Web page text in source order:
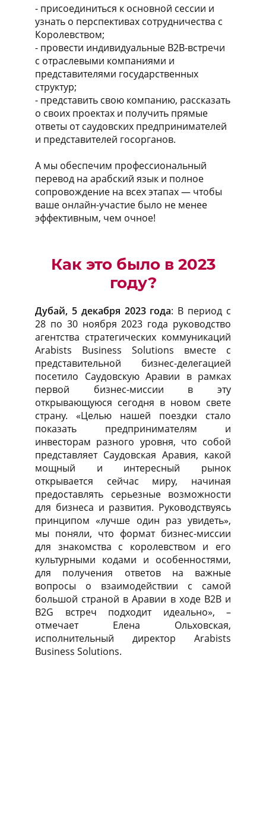
- присоединиться к основной сессии и
узнать о перспективах сотрудничества с
Королевством;
- провести индивидуальные B2B-встречи
с отраслевыми компаниями и
представителями государственных
структур;
- представить свою компанию, рассказать
о своих проектах и получить прямые
ответы от саудовских предпринимателей
и представителей госорганов.
А мы обеспечим профессиональный
перевод на арабский язык и полное
сопровождение на всех этапах — чтобы
ваше онлайн-участие было не менее
эффективным, чем очное!
Как это было в 2023
году?
Дубай, 5 декабря 2023 года: В период с
28 по 30 ноября 2023 года руководство
агентства стратегических коммуникаций
Arabists Business Solutions вместе с
представительной бизнес-делегацией
посетило Саудовскую Аравии в рамках
первой бизнес-миссии в эту
открывающуюся сегодня в новом свете
страну. «Целью нашей поездки стало
показать предпринимателям и
инвесторам разного уровня, что собой
представляет Саудовская Аравия, какой
мощный и интересный рынок
открывается сейчас миру, начиная
предоставлять серьезные возможности
для бизнеса и развития. Руководствуясь
принципом «лучше один раз увидеть»,
мы поняли, что формат бизнес-миссии
для знакомства с королевством и его
культурными кодами и особенностями,
для получения ответов на важные
вопросы о взаимодействии с самой
большой страной в Аравии в ходе B2B и
B2G встреч подходит идеально», –
отмечает Елена Ольховская,
исполнительный директор Arabists
Business Solutions.